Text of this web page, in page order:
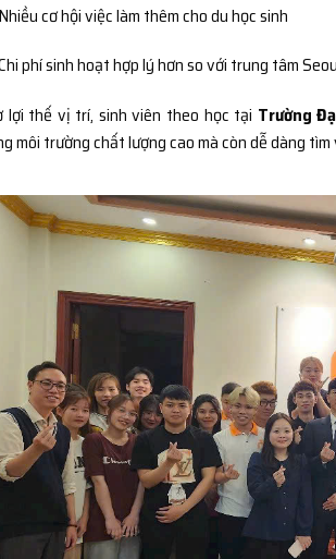
Nhiều cơ hội việc làm thêm cho du học sinh
phí sinh hoạt hợp lý hơn so với trung tâm
lợi thế vị trí, sinh viên theo học tại Trường
môi trường chất lượng cao mà còn dễ dàng